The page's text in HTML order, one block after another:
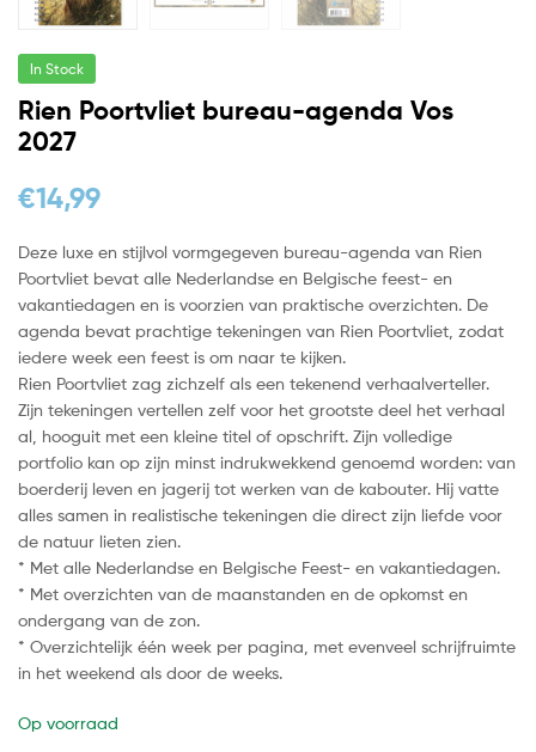
In Stock
Rien Poortvliet bureau-agenda Vos
2027
€14,99
Deze luxe en stijlvol vormgegeven bureau-agenda van Rien
Poortvliet bevat alle Nederlandse en Belgische feest- en
vakantiedagen en is voorzien van praktische overzichten. De
agenda bevat prachtige tekeningen van Rien Poortvliet, zodat
iedere week een feest is om naar te kijken.
Rien Poortvliet zag zichzelf als een tekenend verhaalverteller.
Zijn tekeningen vertellen zelf voor het grootste deel het verhaal
al, hooguit met een kleine titel of opschrift. Zijn volledige
portfolio kan op zijn minst indrukwekkend genoemd worden: van
boerderij leven en jagerij tot werken van de kabouter. Hij vatte
alles samen in realistische tekeningen die direct zijn liefde voor
de natuur lieten zien.
* Met alle Nederlandse en Belgische Feest- en vakantiedagen.
* Met overzichten van de maanstanden en de opkomst en
ondergang van de zon.
* Overzichtelijk één week per pagina, met evenveel schrijfruimte
in het weekend als door de weeks.
Op voorraad